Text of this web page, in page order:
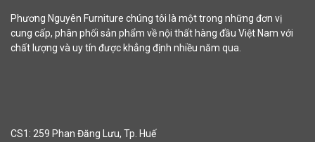
Phương Nguyên Furniture chúng tôi là một trong những đơn vị
cung cấp, phân phối sản phẩm về nội thất hàng đầu Việt Nam với
chất lượng và uy tín được khẳng định nhiều năm qua.
CS1: 259 Phan Đăng Lưu, Tp. Huế